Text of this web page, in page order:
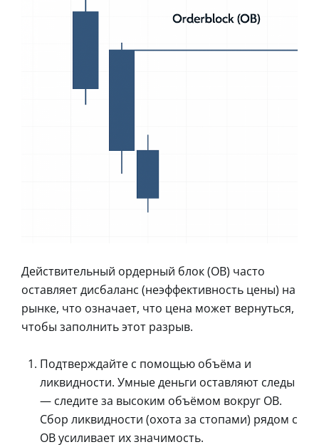
Действительный ордерный блок (OB) часто
оставляет дисбаланс (неэффективность цены) на
рынке, что означает, что цена может вернуться,
чтобы заполнить этот разрыв.
Подтверждайте с помощью объёма и
ликвидности. Умные деньги оставляют следы
— следите за высоким объёмом вокруг OB.
Сбор ликвидности (охота за стопами) рядом с
OB усиливает их значимость.